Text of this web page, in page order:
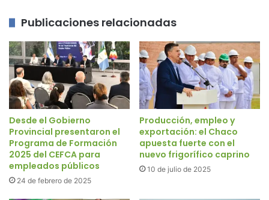
Publicaciones relacionadas
Desde el Gobierno
Provincial presentaron el
Programa de Formación
2025 del CEFCA para
empleados públicos
24 de febrero de 2025
Producción, empleo y
exportación: el Chaco
apuesta fuerte con el
nuevo frigorífico caprino
10 de julio de 2025